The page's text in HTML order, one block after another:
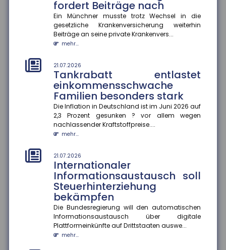
fordert Beiträge nach
Ein Münchner musste trotz Wechsel in die
gesetzliche Krankenversicherung weiterhin
Beiträge an seine private Krankenvers...
mehr...
21.07.2026
Tankrabatt entlastet
einkommensschwache
Familien besonders stark
Die Inflation in Deutschland ist im Juni 2026 auf
2,3 Prozent gesunken ? vor allem wegen
nachlassender Kraftstoffpreise....
mehr...
21.07.2026
Internationaler
Informationsaustausch soll
Steuerhinterziehung
bekämpfen
Die Bundesregierung will den automatischen
Informationsaustausch über digitale
Plattformeinkünfte auf Drittstaaten auswe...
mehr...
mehr...
18.07.2026
Jeder zweite Haushalt nur
mangelhaft abgesichert
Deutschen Versicherer (GDV) offenbart: In mehr als
20 Millionen Haushalten m...
mehr...
18.07.2026
Krankenkasse muss
Rettungshubschrauber-
Transport im Urlaub nicht
Das Hessische Landessozialgericht hat entschieden,
dass eine gesetzliche Krankenkasse die Kosten für
einen Rettungshubsc...
mehr...
18.07.2026
Aktionsplan gegen Steuer- und
Finanzkriminalität
Im Mittelpunkt des Aktionsplans zur Bekämpfung von